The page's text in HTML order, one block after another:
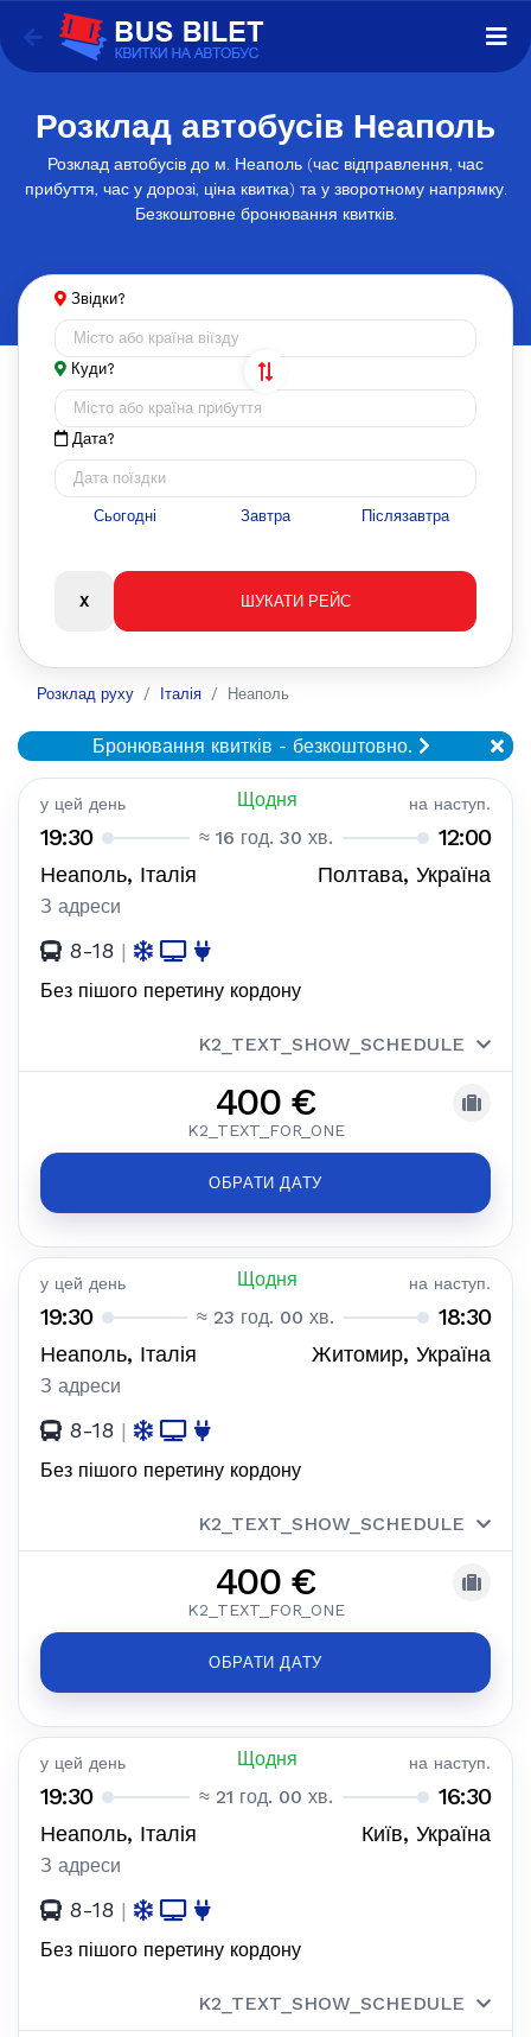
Розклад автобусів Неаполь
Розклад автобусів до м. Неаполь (час відправлення, час
прибуття, час у дорозі, ціна квитка) та у зворотному напрямку.
Безкоштовне бронювання квитків.
Звідки?
Куди?
Дата?
Сьогодні Завтра Післязавтра
Розклад руху Італія Неаполь
Бронювання квитків - безкоштовно.
у цей день Щодня на наступ.
19:30 ≈ 16 год. 30 хв. 12:00
Неаполь, Італія Полтава, Україна
З адреси
8-18 |
Без пішого перетину кордону
K2_TEXT_SHOW_SCHEDULE
400 €
K2_TEXT_FOR_ONE
ОБРАТИ ДАТУ
у цей день Щодня на наступ.
19:30 ≈ 23 год. 00 хв. 18:30
Неаполь, Італія Житомир, Україна
З адреси
8-18 |
Без пішого перетину кордону
K2_TEXT_SHOW_SCHEDULE
400 €
K2_TEXT_FOR_ONE
ОБРАТИ ДАТУ
у цей день Щодня на наступ.
19:30 ≈ 21 год. 00 хв. 16:30
Неаполь, Італія Київ, Україна
З адреси
8-18 |
Без пішого перетину кордону
K2_TEXT_SHOW_SCHEDULE